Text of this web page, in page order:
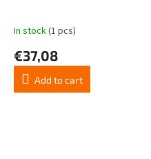
In stock(1 pcs)
€37,08
Add to cart